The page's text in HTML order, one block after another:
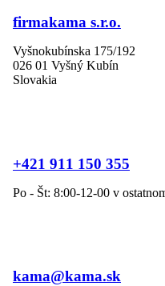
firmakama s.r.o.
Vyšnokubínska 175/192
026 01 Vyšný Kubín
Slovakia
+421 911 150 355
Po - Št: 8:00-12-00 v
kama@kama.sk